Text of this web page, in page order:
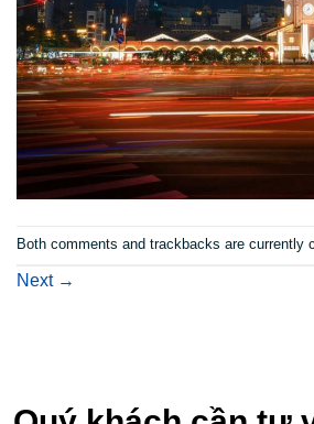
Both comments and trackbacks are currently
Next →